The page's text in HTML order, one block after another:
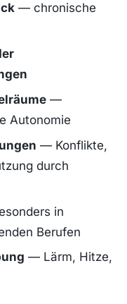
— chronische
—
Autonomie
— Konflikte,
durch
in
Berufen
— Lärm, Hitze,